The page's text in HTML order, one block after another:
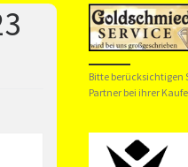
Bitte berücksichtigen
Partner bei ihrer